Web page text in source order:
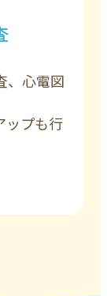
、心電図
ップも行